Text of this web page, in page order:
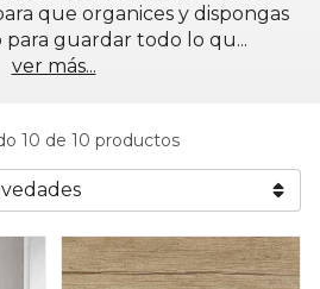
que organices y dispongas
para guardar todo lo qu...
ver más...
10 de 10 productos